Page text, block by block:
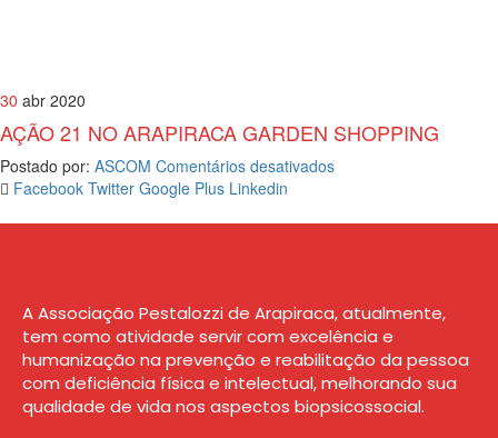
30 abr 2020
AÇÃO 21 NO ARAPIRACA GARDEN SHOPPING
Postado por: ASCOM Comentários desativados
Facebook Twitter Google Plus Linkedin
A Associação Pestalozzi de Arapiraca, atualmente,
tem como atividade servir com excelência e
humanização na prevenção e reabilitação da pessoa
com deficiência física e intelectual, melhorando sua
qualidade de vida nos aspectos biopsicossocial.